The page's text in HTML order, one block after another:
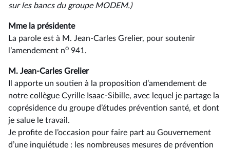
sur les bancs du groupe MODEM.)
Mme la présidente
La parole est à M. Jean-Carles Grelier, pour soutenir
l’amendement no 941.
M. Jean-Carles Grelier
Il apporte un soutien à la proposition d’amendement de
notre collègue Cyrille Isaac-Sibille, avec lequel je partage la
coprésidence du groupe d’études prévention santé, et dont
je salue le travail.
Je profite de l’occasion pour faire part au Gouvernement
d’une inquiétude : les nombreuses mesures de prévention